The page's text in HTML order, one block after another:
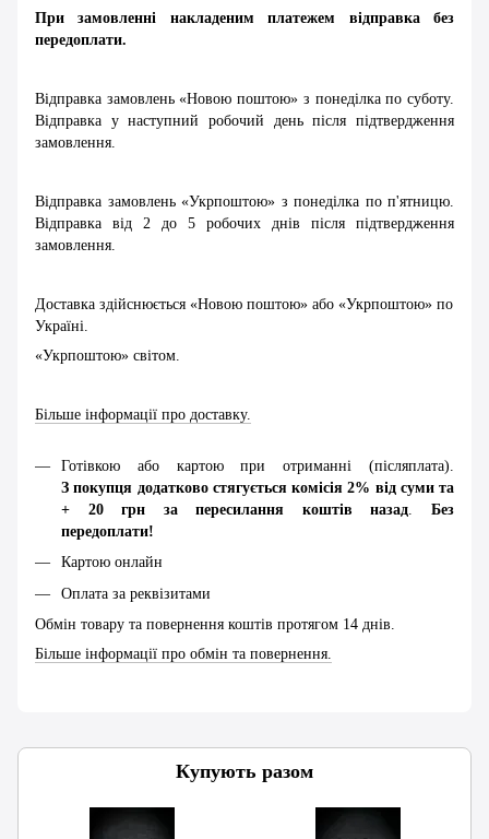
При замовленні накладеним платежем відправка без
передоплати.
Відправка замовлень «Новою поштою» з понеділка по суботу.
Відправка у наступний робочий день після підтвердження
замовлення.
Відправка замовлень «Укрпоштою» з понеділка по п'ятницю.
Відправка від 2 до 5 робочих днів після підтвердження
замовлення.
Доставка здійснюється «Новою поштою» або «Укрпоштою» по
Україні.
«Укрпоштою» світом.
Більше інформації про доставку.
Готівкою або картою при отриманні (післяплата).
З покупця додатково стягується комісія 2% від суми та
+ 20 грн за пересилання коштів назад.Без
передоплати!
Картою онлайн
Оплата за реквізитами
Обмін товару та повернення коштів протягом 14 днів.
Більше інформації про обмін та повернення.
Купують разом